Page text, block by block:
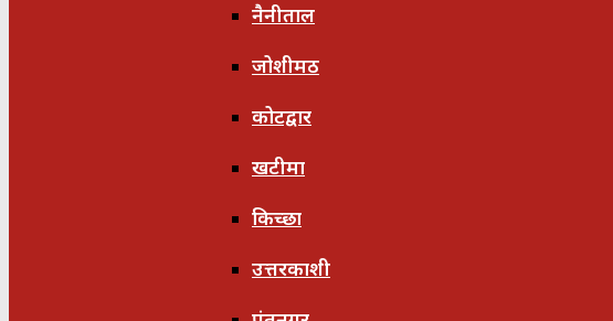
नैनीताल
जोशीमठ
कोटद्वार
खटीमा
किच्छा
उत्तरकाशी